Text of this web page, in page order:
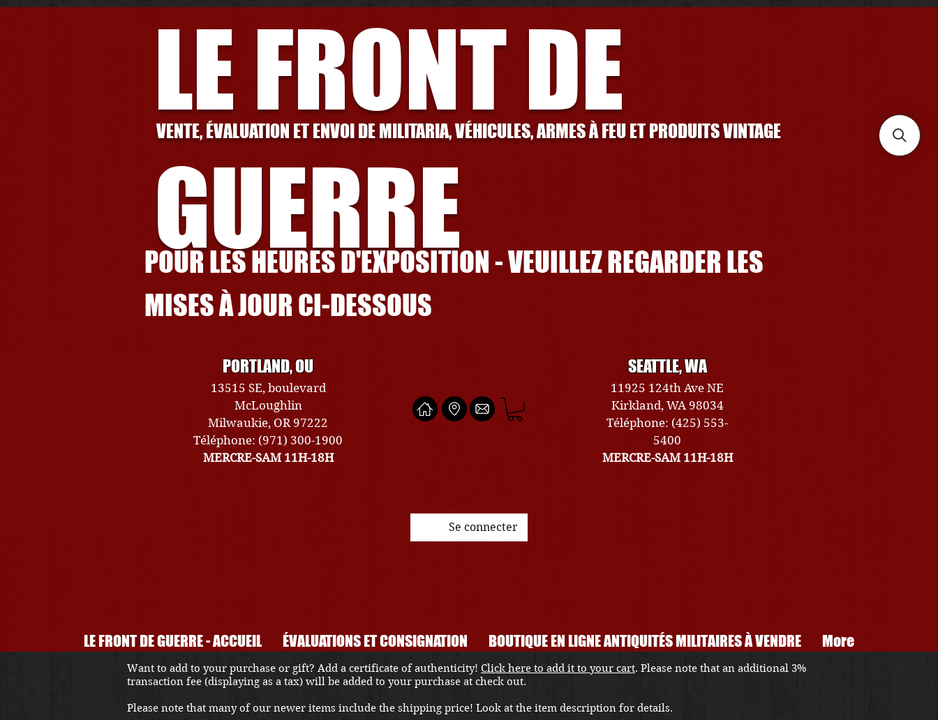
LE FRONT DE
GUERRE
VENTE, ÉVALUATION ET ENVOI DE MILITARIA, VÉHICULES, ARMES À FEU ET PRODUITS VINTAGE
POUR LES HEURES D'EXPOSITION - VEUILLEZ REGARDER LES
MISES À JOUR CI-DESSOUS
PORTLAND, OU
13515 SE, boulevard
McLoughlin
Milwaukie, OR 97222
Téléphone: (971) 300-1900
MERCRE-SAM 11H-18H
SEATTLE, WA
11925 124th Ave NE
Kirkland, WA 98034
Téléphone: (425) 553-
5400
MERCRE-SAM 11H-18H
Se connecter
LE FRONT DE GUERRE - ACCUEIL ÉVALUATIONS ET CONSIGNATION BOUTIQUE EN LIGNE ANTIQUITÉS MILITAIRES À VENDRE More
Want to add to your purchase or gift? Add a certificate of authenticity! Click here to add it to your cart. Please note that an additional 3%
transaction fee (displaying as a tax) will be added to your purchase at check out.
Please note that many of our newer items include the shipping price! Look at the item description for details.